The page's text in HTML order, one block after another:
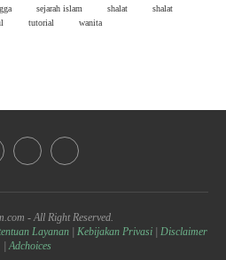
sejarah islam shalat
shalat
tutorial wanita
- All Right Reserved.
Layanan| Kebijakan Privasi| Disclaimer
|Adchoices